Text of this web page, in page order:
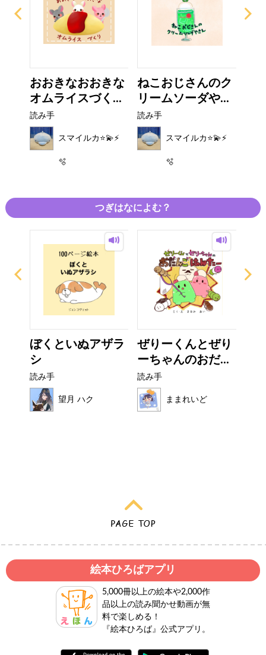
おおきなおおきな
オムライスづく...
読み手
スマイルカ⭐️💫⚡️
🫧
ねこおじさんのク
リームソーダや...
読み手
スマイルカ⭐️💫⚡️
🫧
つぎはなによむ？
ぼくといぬアザラ
シ
読み手
望月 ハク
ぜりーくんとぜり
ーちゃんのおだ...
読み手
ままれいど
絵本ひろばアプリ
5,000冊以上の絵本や2,000作
品以上の読み聞かせ動画が無
料で楽しめる！
『絵本ひろば』公式アプリ。